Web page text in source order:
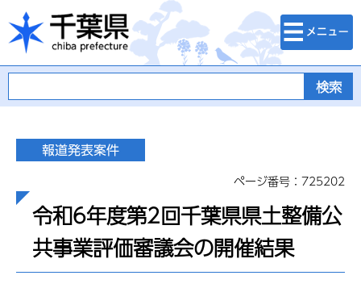
千葉県
検索・メニュ
ー
ページ番号：725202
令和6年度第2回千葉県県土整備公
共事業評価審議会の開催結果